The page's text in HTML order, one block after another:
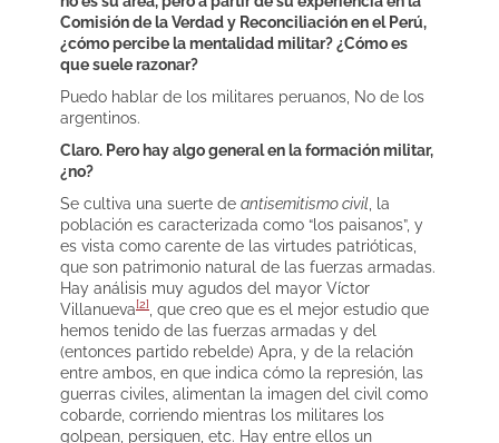
Comisión de la Verdad y Reconciliación en el Perú,
¿cómo percibe la mentalidad militar? ¿Cómo es
que suele razonar?
Puedo hablar de los militares peruanos, No de los
argentinos.
Claro. Pero hay algo general en la formación militar,
¿no?
Se cultiva una suerte de antisemitismo civil , la
población es caracterizada como “los paisanos”, y
es vista como carente de las virtudes patrióticas,
que son patrimonio natural de las fuerzas armadas.
Hay análisis muy agudos del mayor Víctor
Villanueva[2]
, que creo que es el mejor estudio que
hemos tenido de las fuerzas armadas y del
(entonces partido rebelde) Apra, y de la relación
entre ambos, en que indica cómo la represión, las
guerras civiles, alimentan la imagen del civil como
cobarde, corriendo mientras los militares los
golpean, persiguen, etc. Hay entre ellos un